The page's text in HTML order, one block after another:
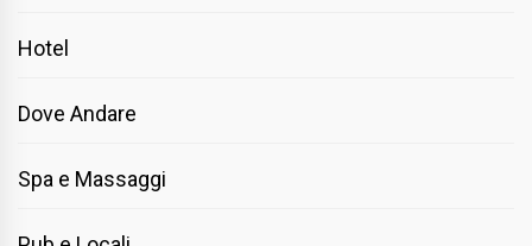
Hotel
Dove Andare
Spa e Massaggi